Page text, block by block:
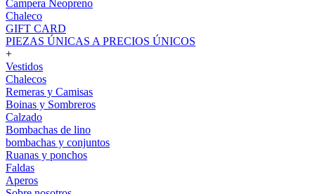
Campera Neopreno
Chaleco
GIFT CARD
PIEZAS ÚNICAS A PRECIOS ÚNICOS
+
Vestidos
Chalecos
Remeras y Camisas
Boinas y Sombreros
Calzado
Bombachas de lino
bombachas y conjuntos
Ruanas y ponchos
Faldas
Aperos